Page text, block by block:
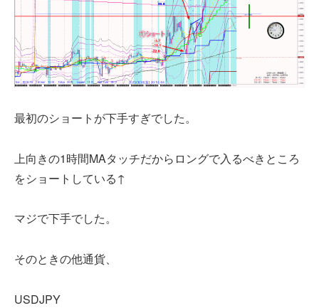
最初のショートが下手すぎでした。
上向きの1時間MAタッチだからロングで入るべきところ
をショートしている↑
マジで下手でした。
そのときの他通貨、
USDJPY